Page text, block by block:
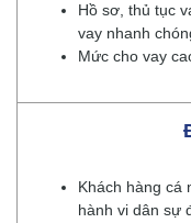
Hồ sơ, thủ tục
vay nhanh
Mức cho vay
Khách hàng cá
hành vi dân sự